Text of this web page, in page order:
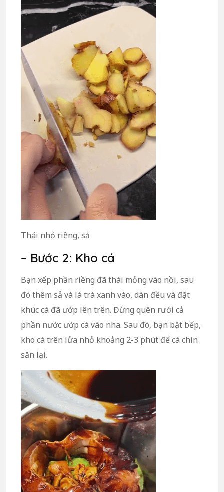
Thái nhỏ riềng, sả
– Bước 2: Kho cá
Bạn xếp phần riềng đã thái mỏng vào nồi, sau
đó thêm sả và lá trà xanh vào, dàn đều và đặt
khúc cá đã ướp lên trên. Đừng quên rưới cả
phần nước ướp cá vào nha. Sau đó, bạn bật bếp,
kho cá trên lửa nhỏ khoảng 2-3 phút để cá chín
săn lại.